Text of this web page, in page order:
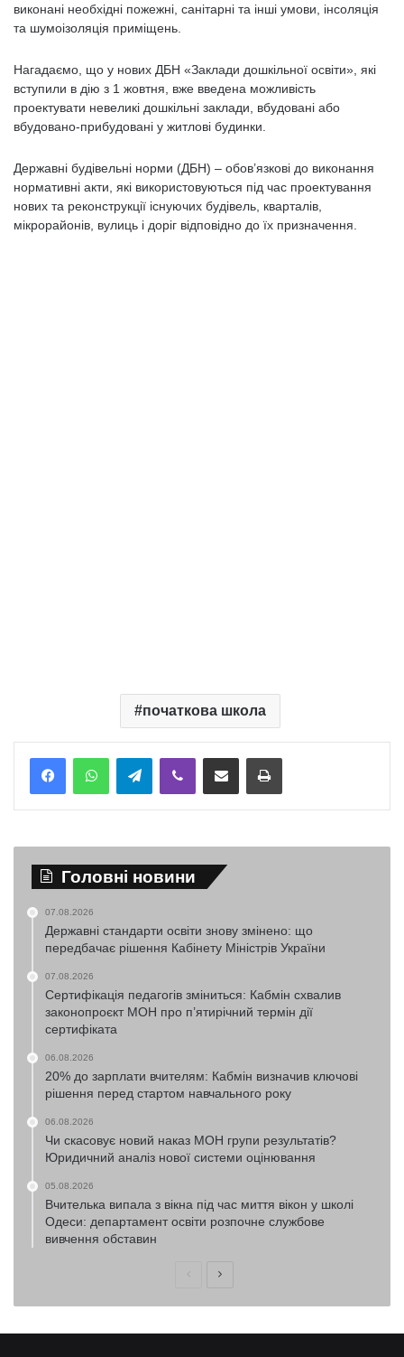
виконані необхідні пожежні, санітарні та інші умови, інсоляція
та шумоізоляція приміщень.
Нагадаємо, що у нових ДБН «Заклади дошкільної освіти», які
вступили в дію з 1 жовтня, вже введена можливість
проектувати невеликі дошкільні заклади, вбудовані або
вбудовано-прибудовані у житлові будинки.
Державні будівельні норми (ДБН) – обов’язкові до виконання
нормативні акти, які використовуються під час проектування
нових та реконструкції існуючих будівель, кварталів,
мікрорайонів, вулиць і доріг відповідно до їх призначення.
початкова школа
TelegramViber Надіслати електронною поштоюНадрукувати
Головні новини
07.08.2026
Державні стандарти освіти знову змінено: що
передбачає рішення Кабінету Міністрів України
07.08.2026
Сертифікація педагогів зміниться: Кабмін схвалив
законопроєкт МОН про п’ятирічний термін дії
сертифіката
06.08.2026
20% до зарплати вчителям: Кабмін визначив ключові
рішення перед стартом навчального року
06.08.2026
Чи скасовує новий наказ МОН групи результатів?
Юридичний аналіз нової системи оцінювання
05.08.2026
Вчителька випала з вікна під час миття вікон у школі
Одеси: департамент освіти розпочне службове
вивчення обставин
ПопередняНаступна